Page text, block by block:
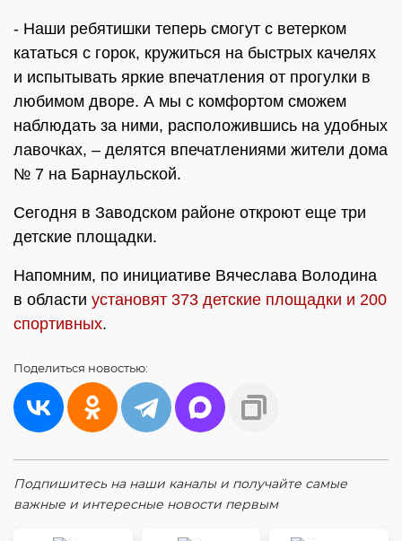
- Наши ребятишки теперь смогут с ветерком
кататься с горок, кружиться на быстрых качелях
и испытывать яркие впечатления от прогулки в
любимом дворе. А мы с комфортом сможем
наблюдать за ними, расположившись на удобных
лавочках, – делятся впечатлениями жители дома
№ 7 на Барнаульской.
Сегодня в Заводском районе откроют еще три
детские площадки.
Напомним, по инициативе Вячеслава Володина
в области установят 373 детские площадки и 200
спортивных.
Поделиться новостью:
Подпишитесь на наши каналы и получайте самые
важные и интересные новости первым